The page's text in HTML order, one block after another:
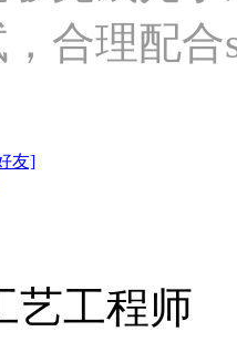
合理配
友]
艺工程师